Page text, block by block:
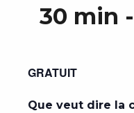
30 min -
GRATUIT
Que veut dire la